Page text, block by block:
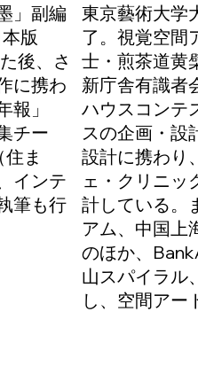
」副編
版
後、さ
に携わ
」
チー
ま
インテ
筆も行
東京藝術大学
了。視覚空間
士・煎茶道黄
新庁舎有識者
ハウスコンテ
スの企画・設
設計に携わり
ェ・クリニッ
計している。
アム、中国上
のほか、
山スパイラル
し、空間アー